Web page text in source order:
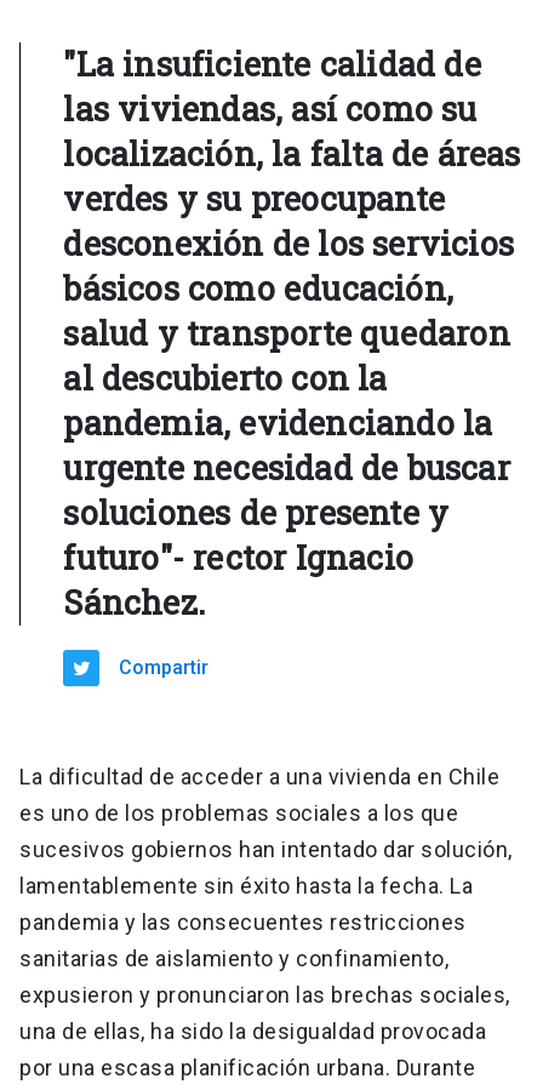
"La insuficiente calidad de
las viviendas, así como su
localización, la falta de áreas
verdes y su preocupante
desconexión de los servicios
básicos como educación,
salud y transporte quedaron
al descubierto con la
pandemia, evidenciando la
urgente necesidad de buscar
soluciones de presente y
futuro"- rector Ignacio
Sánchez.
Compartir
La dificultad de acceder a una vivienda en Chile
es uno de los problemas sociales a los que
sucesivos gobiernos han intentado dar solución,
lamentablemente sin éxito hasta la fecha. La
pandemia y las consecuentes restricciones
sanitarias de aislamiento y confinamiento,
expusieron y pronunciaron las brechas sociales,
una de ellas, ha sido la desigualdad provocada
por una escasa planificación urbana. Durante